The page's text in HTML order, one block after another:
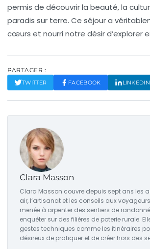
permis de découvrir la beauté, la
paradis sur terre. Ce séjour a
cœurs et nourri notre désir d’explorer
PARTAGER :
TWITTER FACEBOOK LINKEDIN
Clara Masson
Clara Masson couvre depuis sept ans les
air, l’artisanat et les conseils aux
menée à arpenter des sentiers de
enquêter sur des filières de poterie rurale.
gestes techniques comme les itinéraires
désireux de pratiquer et de créer hors des